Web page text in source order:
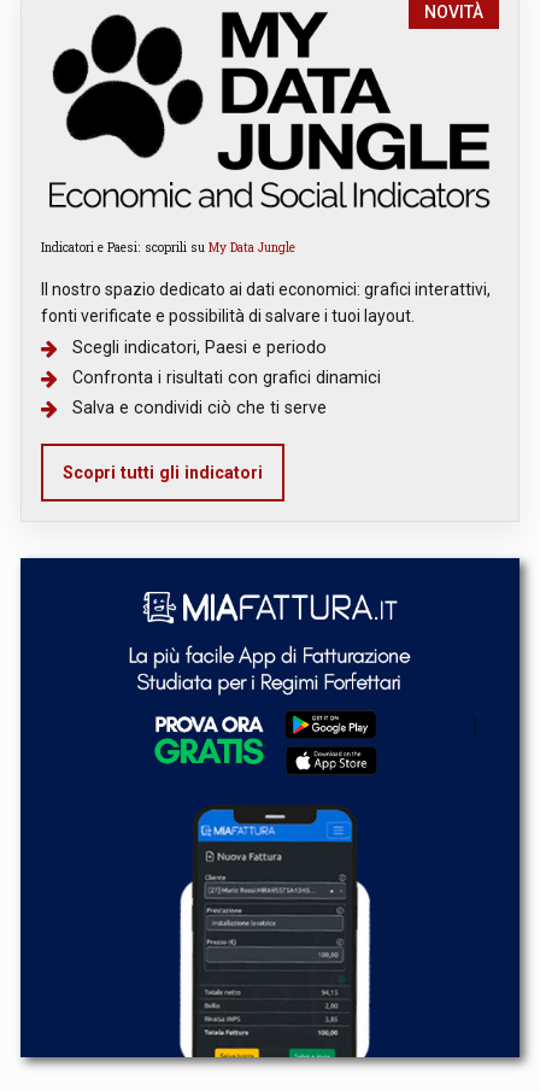
NOVITÀ
Indicatori e Paesi: scoprili su My Data Jungle
Il nostro spazio dedicato ai dati economici: grafici interattivi,
fonti verificate e possibilità di salvare i tuoi layout.
Scegli indicatori, Paesi e periodo
Confronta i risultati con grafici dinamici
Salva e condividi ciò che ti serve
Scopri tutti gli indicatori